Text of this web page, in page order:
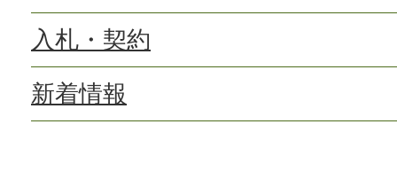
入札・契約
新着情報